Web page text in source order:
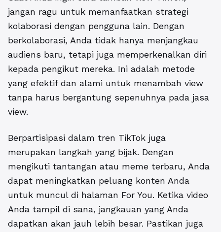
jangan ragu untuk memanfaatkan strategi
kolaborasi dengan pengguna lain. Dengan
berkolaborasi, Anda tidak hanya menjangkau
audiens baru, tetapi juga memperkenalkan diri
kepada pengikut mereka. Ini adalah metode
yang efektif dan alami untuk menambah view
tanpa harus bergantung sepenuhnya pada jasa
view.
Berpartisipasi dalam tren TikTok juga
merupakan langkah yang bijak. Dengan
mengikuti tantangan atau meme terbaru, Anda
dapat meningkatkan peluang konten Anda
untuk muncul di halaman For You. Ketika video
Anda tampil di sana, jangkauan yang Anda
dapatkan akan jauh lebih besar. Pastikan juga